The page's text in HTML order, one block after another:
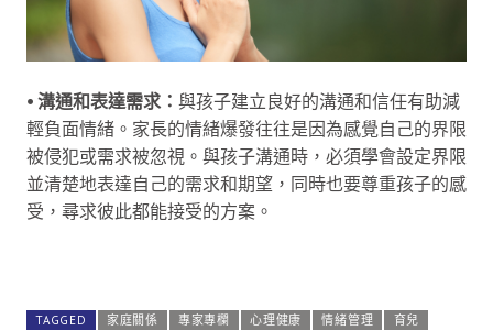
⦁ 溝通和表達需求： 與孩子建立良好的溝通和信任有助減
輕負面情緒。家長的情緒爆發往往是因為感覺自己的界限
被侵犯或需求被忽視。與孩子溝通時，必須學會設定界限
並清楚地表達自己的需求和期望，同時也要尊重孩子的感
受，尋求彼此都能接受的方案。